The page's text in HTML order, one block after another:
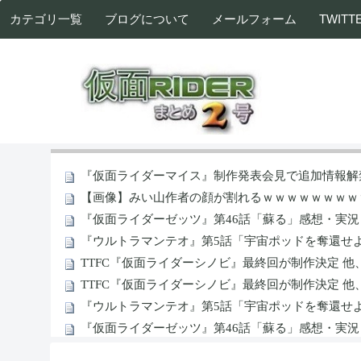
カテゴリ一覧 ブログについて メールフォーム